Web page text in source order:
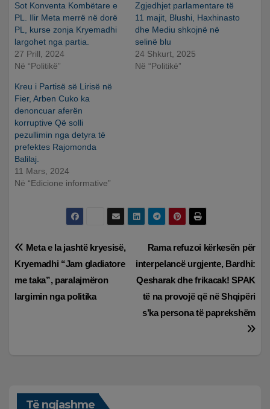
Sot Konventa Kombëtare e
PL. Ilir Meta merrë në dorë
PL, kurse zonja Kryemadhi
largohet nga partia.
27 Prill, 2024
Në “Politikë”
Zgjedhjet parlamentare të
11 majit, Blushi, Haxhinasto
dhe Mediu shkojnë në
selinë blu
24 Shkurt, 2025
Në “Politikë”
Kreu i Partisë së Lirisë në
Fier, Arben Cuko ka
denoncuar aferën
korruptive Që solli
pezullimin nga detyra të
prefektes Rajomonda
Balilaj.
11 Mars, 2024
Në “Edicione informative”
Lëvizje
te
postimet
Rama refuzoi kërkesën për
interpelancë urgjente, Bardhi:
Qesharak dhe frikacak! SPAK
të na provojë që në Shqipëri
s’ka persona të paprekshëm
Meta e la jashtë kryesisë,
Kryemadhi “Jam gladiatore
me taka”, paralajmëron
largimin nga politika
Të ngjashme